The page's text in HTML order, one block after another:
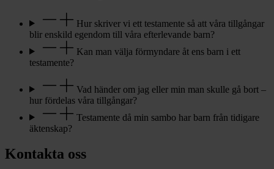
Hur skriver vi ett testamente så att våra tillgångar
blir enskild egendom till våra efterlevande barn?
Kan man välja förmyndare åt ens barn i ett
testamente?
Vad händer om jag eller min man skulle gå bort –
hur fördelas våra tillgångar?
Testamente då min sambo har barn från tidigare
äktenskap?
Kontakta oss